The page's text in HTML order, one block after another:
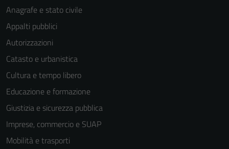
Anagrafe e stato civile
Appalti pubblici
Autorizzazioni
Catasto e urbanistica
Cultura e tempo libero
Educazione e formazione
Giustizia e sicurezza pubblica
Imprese, commercio e SUAP
Mobilità e trasporti